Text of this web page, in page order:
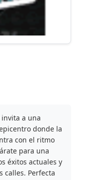
invita a una
donde la
con el ritmo
para una
éxitos actuales y
calles. Perfecta